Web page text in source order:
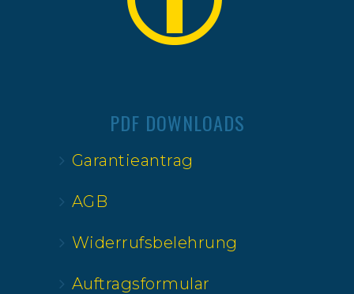
PDF DOWNLOADS
Garantieantrag
AGB
Widerrufsbelehrung
Auftragsformular